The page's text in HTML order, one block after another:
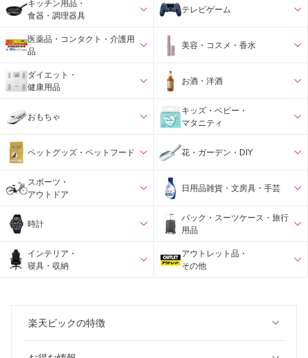
キッチン用品・
食器・調理器具
テレビゲーム
医薬品・コンタクト・介護用
品
美容・コスメ・香水
ダイエット・
健康用品
お酒・洋酒
おもちゃ
キッズ・ベビー・
マタニティ
ペットグッズ・ペットフード 花・ガーデン・DIY
スポーツ・
アウトドア
日用品雑貨・文房具・手芸
時計
バック・スーツケース・旅行
用品
インテリア・
寝具・収納
アウトレット品・
その他
楽天ビックの特徴